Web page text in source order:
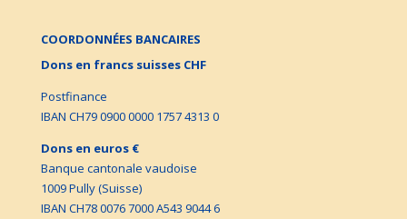
COORDONNÉES BANCAIRES
Dons en francs suisses CHF
Postfinance
IBAN CH79 0900 0000 1757 4313 0
Dons en euros €
Banque cantonale vaudoise
1009 Pully (Suisse)
IBAN CH78 0076 7000 A543 9044 6